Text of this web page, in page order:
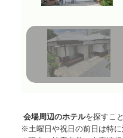
会場周辺のホテルを探すこ
※土曜日や祝日の前日は特に